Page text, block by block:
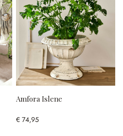
Amfora Islene
€ 74,95